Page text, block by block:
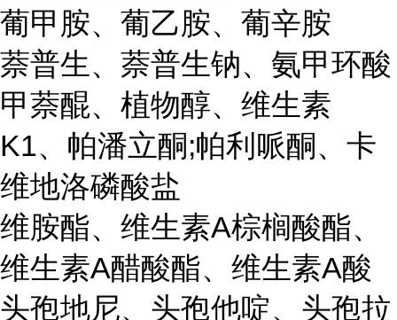
葡甲胺、葡乙胺、葡辛胺
萘普生、萘普生钠、氨甲环酸
甲萘醌、植物醇、维生素
K1、帕潘立酮;帕利哌酮、卡
维地洛磷酸盐
维胺酯、维生素A棕榈酸酯、
维生素A醋酸酯、维生素A酸
头孢地尼、头孢他啶、头孢拉